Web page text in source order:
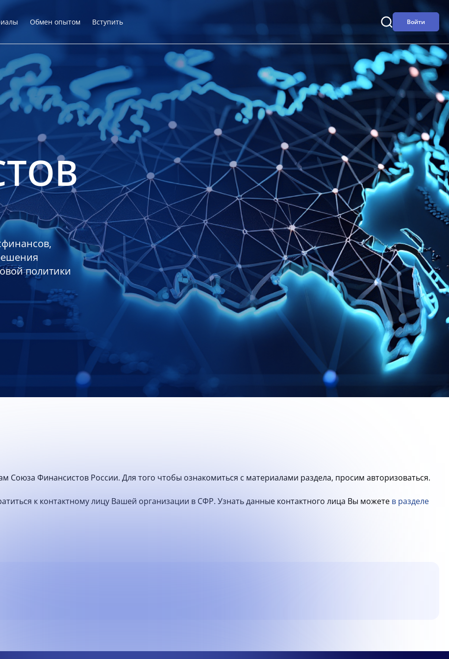
Обмен опытом Вступить Войти
политики
Союза Финансистов России. Для того чтобы ознакомиться с материалами раздела, просим авторизоваться.
к контактному лицу Вашей организации в СФР. Узнать данные контактного лица Вы можете в разделе